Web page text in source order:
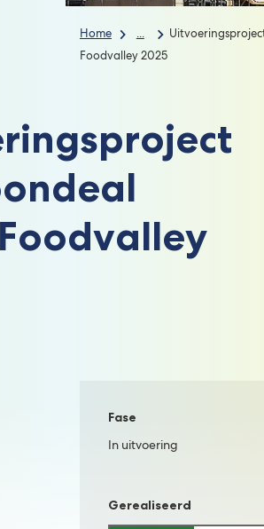
Home ...
Foodvalley 2025
Fase
In uitvoering
Gerealiseerd